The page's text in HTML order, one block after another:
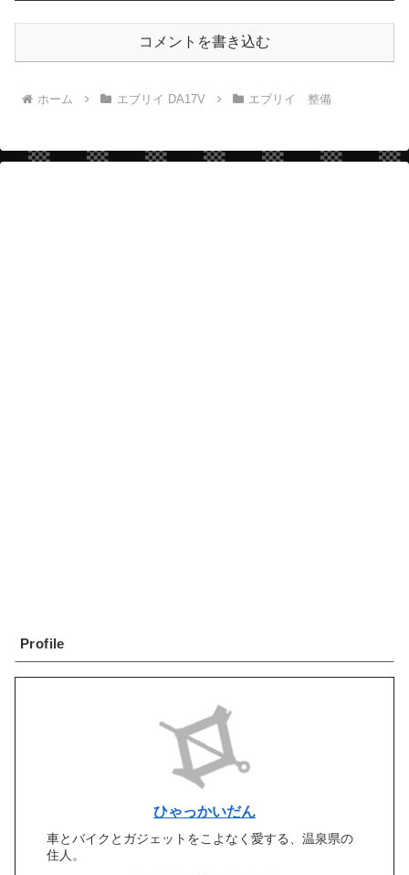
コメントを書き込む
ホーム エブリイ DA17V エブリイ 整備
Profile
ひゃっかいだん
車とバイクとガジェットをこよなく愛する、温泉県の
住人。